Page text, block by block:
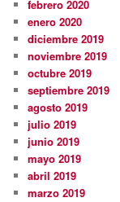
febrero 2020
enero 2020
diciembre 2019
noviembre 2019
octubre 2019
septiembre 2019
agosto 2019
julio 2019
junio 2019
mayo 2019
abril 2019
marzo 2019